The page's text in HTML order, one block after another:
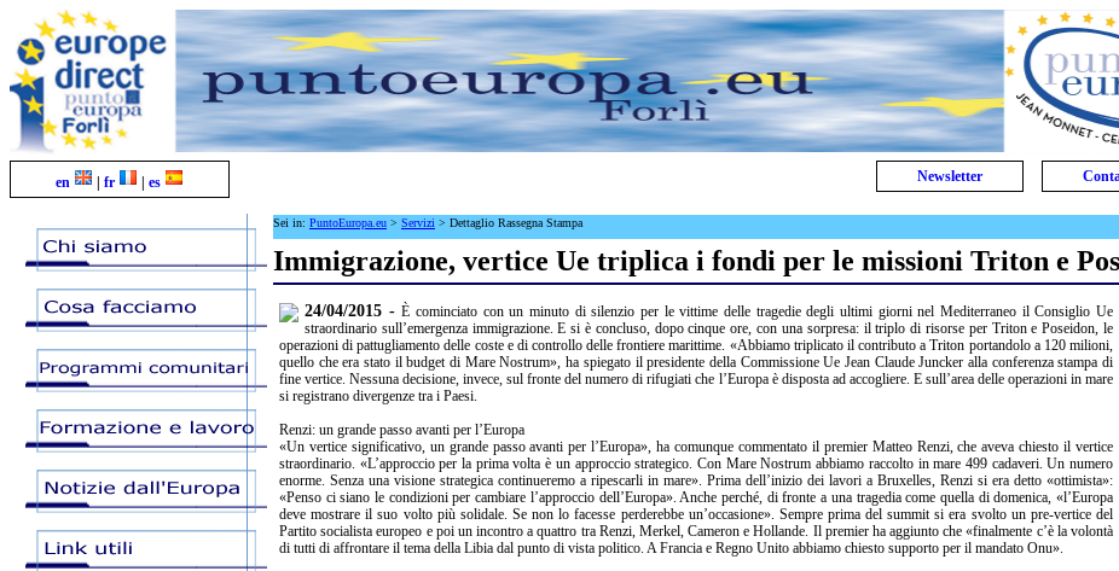
en | fr | es Newsletter
Sei in: PuntoEuropa.eu > Servizi > Dettaglio Rassegna Stampa
Immigrazione, vertice Ue triplica i fondi per le missioni Triton e
24/04/2015 -È cominciato con un minuto di silenzio per le vittime delle tragedie degli ultimi giorni nel Mediterraneo il Consiglio Ue
straordinario sull’emergenza immigrazione. E si è concluso, dopo cinque ore, con una sorpresa: il triplo di risorse per Triton e Poseidon, le
operazioni di pattugliamento delle coste e di controllo delle frontiere marittime. «Abbiamo triplicato il contributo a Triton portandolo a 120 milioni,
quello che era stato il budget di Mare Nostrum», ha spiegato il presidente della Commissione Ue Jean Claude Juncker alla conferenza stampa di
fine vertice. Nessuna decisione, invece, sul fronte del numero di rifugiati che l’Europa è disposta ad accogliere. E sull’area delle operazioni in mare
si registrano divergenze tra i Paesi.
Renzi: un grande passo avanti per l’Europa
«Un vertice significativo, un grande passo avanti per l’Europa», ha comunque commentato il premier Matteo Renzi, che aveva chiesto il vertice
straordinario. «L’approccio per la prima volta è un approccio strategico. Con Mare Nostrum abbiamo raccolto in mare 499 cadaveri. Un numero
enorme. Senza una visione strategica continueremo a ripescarli in mare». Prima dell’inizio dei lavori a Bruxelles, Renzi si era detto «ottimista»:
«Penso ci siano le condizioni per cambiare l’approccio dell’Europa». Anche perché, di fronte a una tragedia come quella di domenica, «l’Europa
deve mostrare il suo volto più solidale. Se non lo facesse perderebbe un’occasione». Sempre prima del summit si era svolto un pre-vertice del
Partito socialista europeo e poi un incontro a quattro tra Renzi, Merkel, Cameron e Hollande. Il premier ha aggiunto che «finalmente c’è la volontà
di tutti di affrontare il tema della Libia dal punto di vista politico. A Francia e Regno Unito abbiamo chiesto supporto per il mandato Onu».